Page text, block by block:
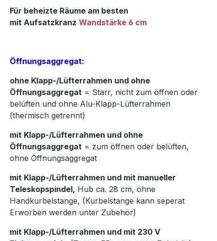
Für beheizte Räume am besten
mit Aufsatzkranz Wandstärke 6 cm
Öffnungsaggregat:
ohne Klapp-/Lüfterrahmen und ohne
Öffnungsaggregat = Starr, nicht zum öffnen oder
belüften und ohne Alu-Klapp-Lüfterrahmen
(thermisch getrennt)
mit Klapp-/Lüfterrahmen und ohne
Öffnungsaggregat = zum öffnen oder belüften,
ohne Öffnungsaggregat
mit Klapp-/Lüfterrahmen und mit manueller
Teleskopspindel, Hub ca. 28 cm, ohne
Handkurbelstange, (Kurbelstange kann seperat
Erworben werden unter Zubehör)
mit Klapp-/Lüfterrahmen und mit 230 V